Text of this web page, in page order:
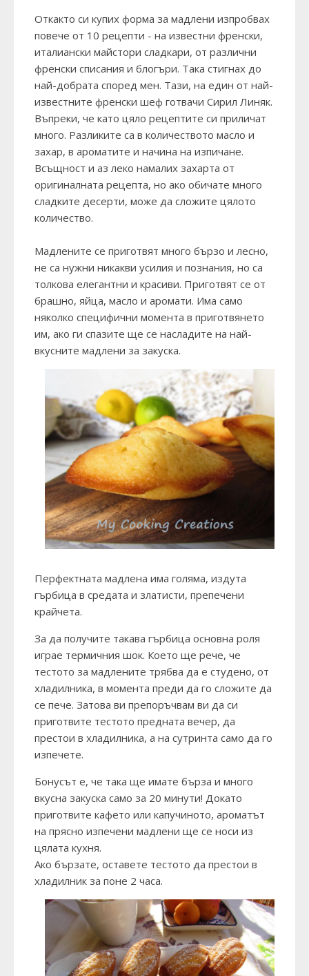
Откакто си купих форма за мадлени изпробвах
повече от 10 рецепти - на известни френски,
италиански майстори сладкари, от различни
френски списания и блогъри. Така стигнах до
най-добрата според мен. Тази, на един от най-
известните френски шеф готвачи Сирил Линяк.
Въпреки, че като цяло рецептите си приличат
много. Разликите са в количеството масло и
захар, в ароматите и начина на изпичане.
Всъщност и аз леко намалих захарта от
оригиналната рецепта, но ако обичате много
сладките десерти, може да сложите цялото
количество.
Мадлените се приготвят много бързо и лесно,
не са нужни никакви усилия и познания, но са
толкова елегантни и красиви. Приготвят се от
брашно, яйца, масло и аромати. Има само
няколко специфични момента в приготвянето
им, ако ги спазите ще се насладите на най-
вкусните мадлени за закуска.
Перфектната мадлена има голяма, издута
гърбица в средата и златисти, препечени
крайчета.
За да получите такава гърбица основна роля
играе термичния шок. Което ще рече, че
тестото за мадлените трябва да е студено, от
хладилника, в момента преди да го сложите да
се пече. Затова ви препоръчвам ви да си
приготвите тестото предната вечер, да
престои в хладилника, а на сутринта само да го
изпечете.
Бонусът е, че така ще имате бърза и много
вкусна закуска само за 20 минути! Докато
приготвите кафето или капучиното, ароматът
на прясно изпечени мадлени ще се носи из
цялата кухня.
Ако бързате, оставете тестото да престои в
хладилник за поне 2 часа.